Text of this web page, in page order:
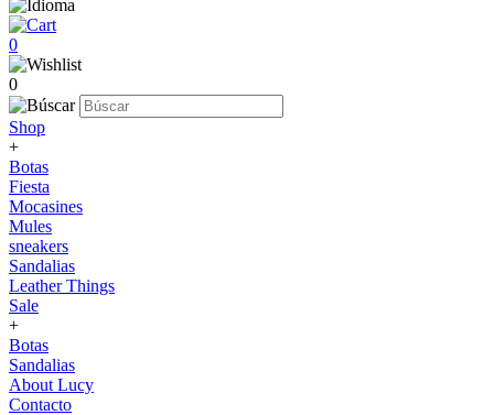
0
0
Shop
+
Botas
Fiesta
Mocasines
Mules
sneakers
Sandalias
Leather Things
Sale
+
Botas
Sandalias
About Lucy
Contacto